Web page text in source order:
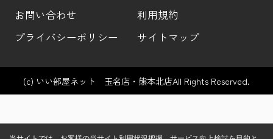
お問い合わせ
利用規約
プライバシーポリシー
サイトマップ
(c) いい部屋ネット 玉名店・熊本北店All Rights Reserved.